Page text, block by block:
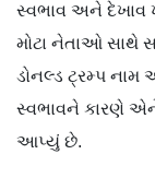
સ્વભાવ અને દેખાવ
મોટા નેતાઓ સાથે
ડોનલ્ડ ટ્રમ્પ
સ્વભાવને કારણે
આપ્યું છે.